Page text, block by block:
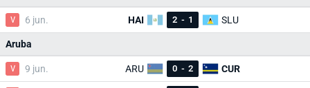
V 6 jun. HAI 2 - 1 SLU
Aruba
V 9 jun. ARU 0 - 2 CUR